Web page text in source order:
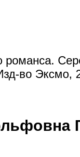
романса.
во Эксмо,